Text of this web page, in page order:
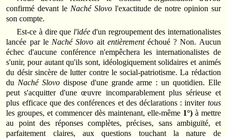
confirmé devant leNaché Slovo l'exactitude de notre opinion sur
son compte.
Est‑ce à dire que l'idéed'un regroupement des internationalistes
lancée par le Naché Slovo ait entièrementéchoué ? Non. Aucun
échec d'aucune conférence n'empêchera les internationalistes de
s'unir, pour autant qu'ils sont, idéologiquement solidaires et animés
du désir sincère de lutter contre le social‑patriotisme. La rédaction
du Naché Slovo dispose d'une grande arme : un quotidien. Elle
peut s'acquitter d'une œuvre incomparablement plus sérieuse et
plus efficace que des conférences et des déclarations : inviter tous
les groupes, et commencer dès maintenant, elle‑même 1°)à mettre
au point des réponses complètes, précises, sans ambiguïté, et
parfaitement claires, aux questions touchant la nature de